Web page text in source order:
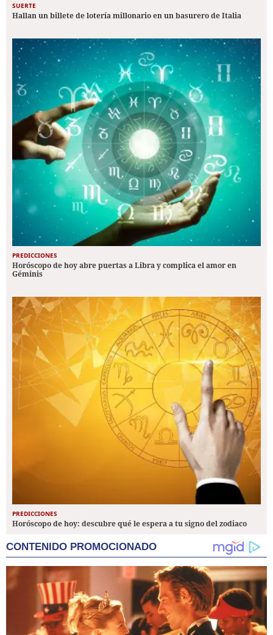
SUERTE
Hallan un billete de lotería millonario en un basurero de Italia
PREDICCIONES
Horóscopo de hoy abre puertas a Libra y complica el amor en
Géminis
PREDICCIONES
Horóscopo de hoy: descubre qué le espera a tu signo del zodiaco
CONTENIDO PROMOCIONADO